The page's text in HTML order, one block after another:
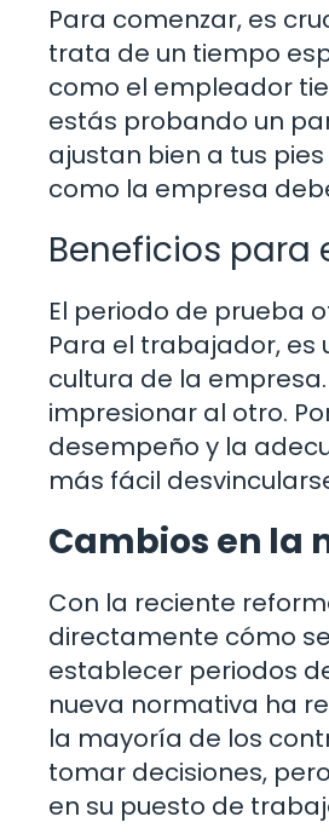
Para comenzar, es
trata de un tiempo
como el empleador
estás probando un
ajustan bien a tus
como la empresa
Beneficios para
El periodo de prueba
Para el trabajador,
cultura de la
impresionar al otro.
desempeño y la
más fácil
Cambios en la
Con la reciente
directamente cómo
establecer periodos
nueva normativa ha
la mayoría de los
tomar decisiones,
en su puesto de